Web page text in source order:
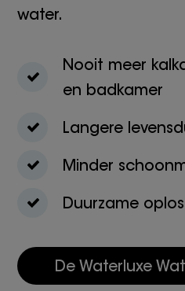
water.
Nooit meer
en badkamer
Langere
Minder
Duurzame
De Waterluxe